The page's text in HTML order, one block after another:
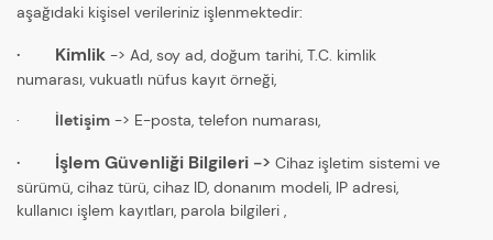
aşağıdaki kişisel verileriniz işlenmektedir:
· Kimlik -> Ad, soy ad, doğum tarihi, T.C. kimlik
numarası, vukuatlı nüfus kayıt örneği,
· İletişim -> E-posta, telefon numarası,
· İşlem Güvenliği Bilgileri -> Cihaz işletim sistemi ve
sürümü, cihaz türü, cihaz ID, donanım modeli, IP adresi,
kullanıcı işlem kayıtları, parola bilgileri ,